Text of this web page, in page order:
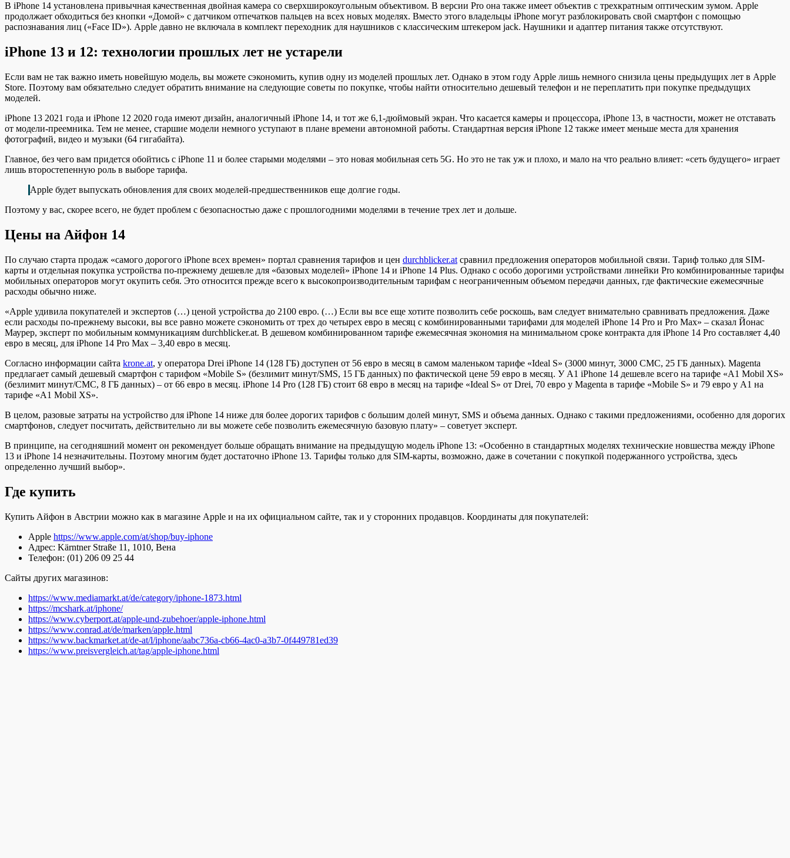
В iPhone 14 установлена привычная качественная двойная камера со сверхширокоугольным объективом. В версии Pro она также имеет объектив с трехкратным оптическим зумом. Apple
продолжает обходиться без кнопки «Домой» с датчиком отпечатков пальцев на всех новых моделях. Вместо этого владельцы iPhone могут разблокировать свой смартфон с помощью
распознавания лиц («Face ID»). Apple давно не включала в комплект переходник для наушников с классическим штекером jack. Наушники и адаптер питания также отсутствуют.
iPhone 13 и 12: технологии прошлых лет не устарели
Если вам не так важно иметь новейшую модель, вы можете сэкономить, купив одну из моделей прошлых лет. Однако в этом году Apple лишь немного снизила цены предыдущих лет в Apple
Store. Поэтому вам обязательно следует обратить внимание на следующие советы по покупке, чтобы найти относительно дешевый телефон и не переплатить при покупке предыдущих
моделей.
iPhone 13 2021 года и iPhone 12 2020 года имеют дизайн, аналогичный iPhone 14, и тот же 6,1-дюймовый экран. Что касается камеры и процессора, iPhone 13, в частности, может не отставать
от модели-преемника. Тем не менее, старшие модели немного уступают в плане времени автономной работы. Стандартная версия iPhone 12 также имеет меньше места для хранения
фотографий, видео и музыки (64 гигабайта).
Главное, без чего вам придется обойтись с iPhone 11 и более старыми моделями – это новая мобильная сеть 5G. Но это не так уж и плохо, и мало на что реально влияет: «сеть будущего» играет
лишь второстепенную роль в выборе тарифа.
Apple будет выпускать обновления для своих моделей-предшественников еще долгие годы.
Поэтому у вас, скорее всего, не будет проблем с безопасностью даже с прошлогодними моделями в течение трех лет и дольше.
Цены на Айфон 14
По случаю старта продаж «самого дорогого iPhone всех времен» портал сравнения тарифов и цен durchblicker.at сравнил предложения операторов мобильной связи. Тариф только для SIM-
карты и отдельная покупка устройства по-прежнему дешевле для «базовых моделей» iPhone 14 и iPhone 14 Plus. Однако с особо дорогими устройствами линейки Pro комбинированные тарифы
мобильных операторов могут окупить себя. Это относится прежде всего к высокопроизводительным тарифам с неограниченным объемом передачи данных, где фактические ежемесячные
расходы обычно ниже.
«Apple удивила покупателей и экспертов (…) ценой устройства до 2100 евро. (…) Если вы все еще хотите позволить себе роскошь, вам следует внимательно сравнивать предложения. Даже
если расходы по-прежнему высоки, вы все равно можете сэкономить от трех до четырех евро в месяц с комбинированными тарифами для моделей iPhone 14 Pro и Pro Max» – сказал Йонас
Маурер, эксперт по мобильным коммуникациям durchblicker.at. В дешевом комбинированном тарифе ежемесячная экономия на минимальном сроке контракта для iPhone 14 Pro составляет 4,40
евро в месяц, для iPhone 14 Pro Max – 3,40 евро в месяц.
Согласно информации сайта krone.at, у оператора Drei iPhone 14 (128 ГБ) доступен от 56 евро в месяц в самом маленьком тарифе «Ideal S» (3000 минут, 3000 СМС, 25 ГБ данных). Magenta
предлагает самый дешевый смартфон с тарифом «Mobile S» (безлимит минут/SMS, 15 ГБ данных) по фактической цене 59 евро в месяц. У А1 iPhone 14 дешевле всего на тарифе «А1 Mobil XS»
(безлимит минут/СМС, 8 ГБ данных) – от 66 евро в месяц. iPhone 14 Pro (128 ГБ) стоит 68 евро в месяц на тарифе «Ideal S» от Drei, 70 евро у Magenta в тарифе «Mobile S» и 79 евро у A1 на
тарифе «A1 Mobil XS».
В целом, разовые затраты на устройство для iPhone 14 ниже для более дорогих тарифов с большим долей минут, SMS и объема данных. Однако с такими предложениями, особенно для дорогих
смартфонов, следует посчитать, действительно ли вы можете себе позволить ежемесячную базовую плату» – советует эксперт.
В принципе, на сегодняшний момент он рекомендует больше обращать внимание на предыдущую модель iPhone 13: «Особенно в стандартных моделях технические новшества между iPhone
13 и iPhone 14 незначительны. Поэтому многим будет достаточно iPhone 13. Тарифы только для SIM-карты, возможно, даже в сочетании с покупкой подержанного устройства, здесь
определенно лучший выбор».
Где купить
Купить Айфон в Австрии можно как в магазине Apple и на их официальном сайте, так и у сторонних продавцов. Координаты для покупателей:
Apple https://www.apple.com/at/shop/buy-iphone
Адрес: Kärntner Straße 11, 1010, Вена
Телефон: (01) 206 09 25 44
Сайты других магазинов:
https://www.mediamarkt.at/de/category/iphone-1873.html
https://mcshark.at/iphone/
https://www.cyberport.at/apple-und-zubehoer/apple-iphone.html
https://www.conrad.at/de/marken/apple.html
https://www.backmarket.at/de-at/l/iphone/aabc736a-cb66-4ac0-a3b7-0f449781ed39
https://www.preisvergleich.at/tag/apple-iphone.html